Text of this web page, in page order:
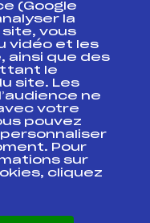
Suivi
(Google
la
vous
vidéo et les
ainsi que des
le
site. Les
ne
votre
pouvez
Pour
sur
cliquez